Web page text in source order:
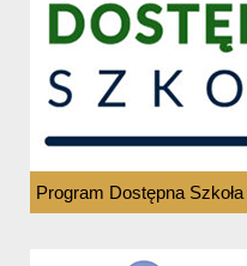
Program Dostępna Szkoła